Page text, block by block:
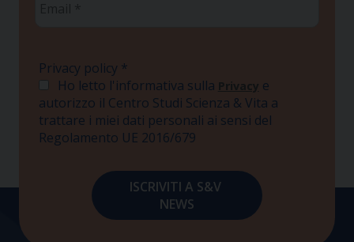
Privacy policy *
Ho letto l'informativa sulla Privacy e
autorizzo il Centro Studi Scienza & Vita a
trattare i miei dati personali ai sensi del
Regolamento UE 2016/679